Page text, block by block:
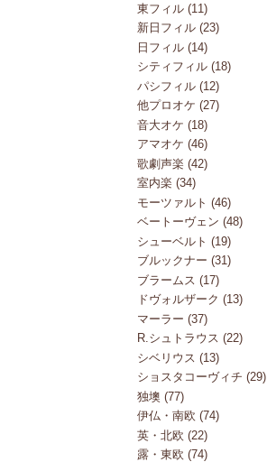
東フィル (11)
新日フィル (23)
日フィル (14)
シティフィル (18)
パシフィル (12)
他プロオケ (27)
音大オケ (18)
アマオケ (46)
歌劇声楽 (42)
室内楽 (34)
モーツァルト (46)
ベートーヴェン (48)
シューベルト (19)
ブルックナー (31)
ブラームス (17)
ドヴォルザーク (13)
マーラー (37)
R.シュトラウス (22)
シベリウス (13)
ショスタコーヴィチ (29)
独墺 (77)
伊仏・南欧 (74)
英・北欧 (22)
露・東欧 (74)